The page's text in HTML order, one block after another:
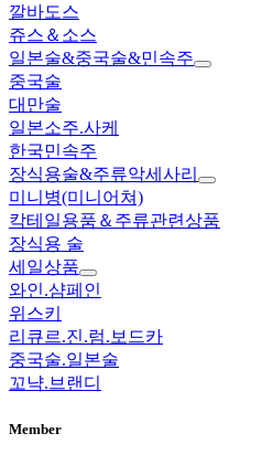
깔바도스
쥬스＆소스
일본술&중국술&민속주
중국술
대만술
일본소주.사케
한국민속주
장식용술&주류악세사리
미니병(미니어쳐)
칵테일용품＆주류관련상품
장식용 술
세일상품
와인.샴페인
위스키
리큐르.진.럼.보드카
중국술.일본술
꼬냑.브랜디
Member